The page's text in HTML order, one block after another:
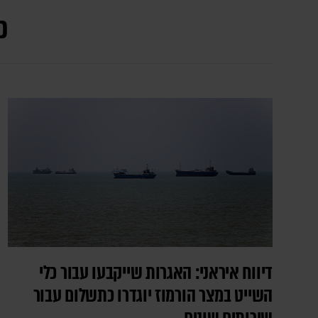
דיווח איראני: האגרות שייקבעו עבור כלי
השייט במצר הורמוז יוגדרו כתשלום עבור